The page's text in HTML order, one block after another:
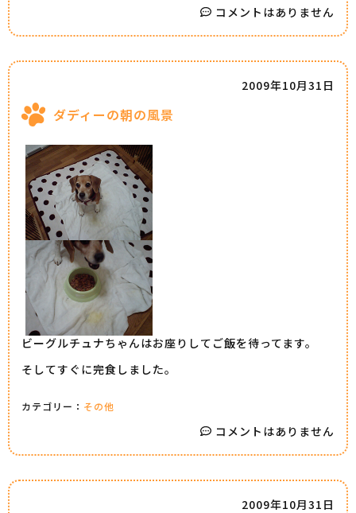
コメントはありません
ダディーの朝の風景
2009年10月31日
ビーグルチュナちゃんはお座りしてご飯を待ってます。
そしてすぐに完食しました。
カテゴリー： その他
コメントはありません
2009年10月31日